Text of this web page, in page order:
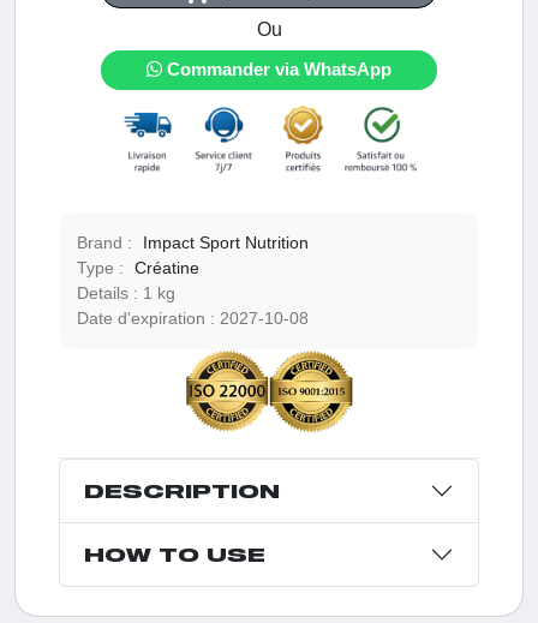
Ou
Commander via WhatsApp
Brand :
Impact Sport Nutrition
Type :
Créatine
Details :
1 kg
Date d'expiration : 2027-10-08
DESCRIPTION
HOW TO USE